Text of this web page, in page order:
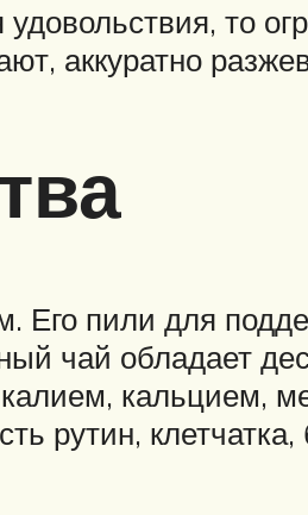
то
аккуратно
пили для
чай обладает
кальцием,
рутин,